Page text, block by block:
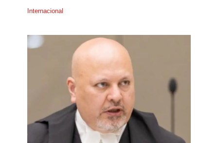
Internacional